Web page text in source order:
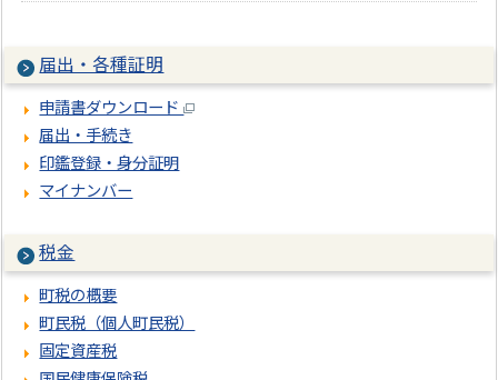
届出・各種証明
申請書ダウンロード
届出・手続き
印鑑登録・身分証明
マイナンバー
税金
町税の概要
町民税（個人町民税）
固定資産税